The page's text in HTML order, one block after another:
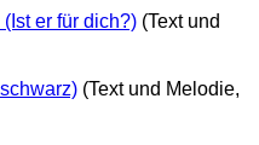
er für dich?) (Text und
(Text und Melodie,